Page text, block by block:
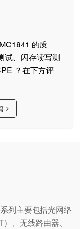
的质
试、闪存读写测
？在下方评
列主要包括光网络
、无线路由器、